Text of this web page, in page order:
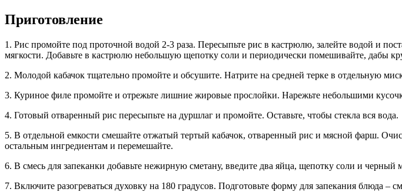
Приготовление
1. Рис промойте под проточной водой 2-3 раза. Пересыпьте рис в кастрюлю, залейте водой и
мягкости. Добавьте в кастрюлю небольшую щепотку соли и периодически помешивайте, дабы
2. Молодой кабачок тщательно промойте и обсушите. Натрите на средней терке в отдельную
3. Куриное филе промойте и отрежьте лишние жировые прослойки. Нарежьте небольшими
4. Готовый отваренный рис пересыпьте на дуршлаг и промойте. Оставьте, чтобы стекла вся вода.
5. В отдельной емкости смешайте отжатый тертый кабачок, отваренный рис и мясной фарш.
остальным ингредиентам и перемешайте.
6. В смесь для запеканки добавьте нежирную сметану, введите два яйца, щепотку соли и
7. Включите разогреваться духовку на 180 градусов. Подготовьте форму для запекания блюда